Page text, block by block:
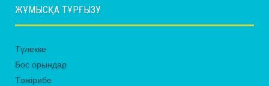
ЖҰМЫСҚА ТҰРҒЫЗУ
Түлекке
Бос орындар
Тәжірибе